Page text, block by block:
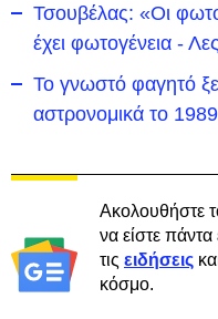
Τσουβέλας: «Οι
έχει φωτογένεια -
Το γνωστό φαγητό
αστρονομικά το 1989
Ακολουθήστε
να είστε
τις ειδήσεις
κόσμο.